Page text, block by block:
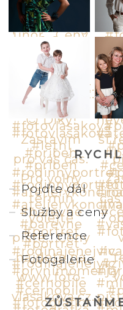
Pojďte dál
Služby a ceny
Reference
Fotogalerie